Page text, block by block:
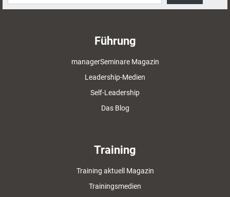
Führung
managerSeminare Magazin
Leadership-Medien
Self-Leadership
Das Blog
Training
Training aktuell Magazin
Trainingsmedien